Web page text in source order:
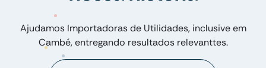
Ajudamos Importadoras de Utilidades, inclusive em
Cambé, entregando resultados relevanttes.